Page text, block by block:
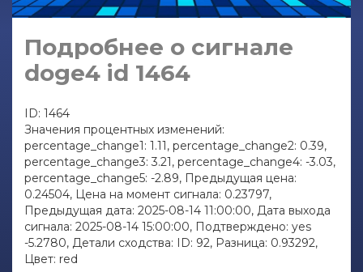
Подробнее о сигнале
doge4 id 1464
ID: 1464
Значения процентных изменений:
percentage_change1: 1.11, percentage_change2: 0.39,
percentage_change3: 3.21, percentage_change4: -3.03,
percentage_change5: -2.89, Предыдущая цена:
0.24504, Цена на момент сигнала: 0.23797,
Предыдущая дата: 2025-08-14 11:00:00, Дата выхода
сигнала: 2025-08-14 15:00:00, Подтверждено: yes
-5.2780, Детали сходства: ID: 92, Разница: 0.93292,
Цвет: red